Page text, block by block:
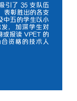
引了 35 支队伍
表彰胜出的各支
中五的学生以小
，加深学生对
或报读 VPET 的
资格的技术人